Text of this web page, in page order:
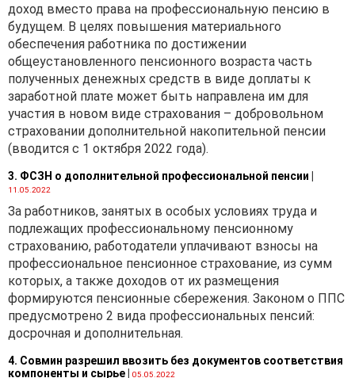
доход вместо права на профессиональную пенсию в
будущем. В целях повышения материального
обеспечения работника по достижении
общеустановленного пенсионного возраста часть
полученных денежных средств в виде доплаты к
заработной плате может быть направлена им для
участия в новом виде страхования – добровольном
страховании дополнительной накопительной пенсии
(вводится с 1 октября 2022 года).
3. ФСЗН о дополнительной профессиональной пенсии
11.05.2022
За работников, занятых в особых условиях труда и
подлежащих профессиональному пенсионному
страхованию, работодатели уплачивают взносы на
профессиональное пенсионное страхование, из сумм
которых, а также доходов от их размещения
формируются пенсионные сбережения. Законом о ППС
предусмотрено 2 вида профессиональных пенсий:
досрочная и дополнительная.
4. Совмин разрешил ввозить без документов соответствия
компоненты и сырье
05.05.2022